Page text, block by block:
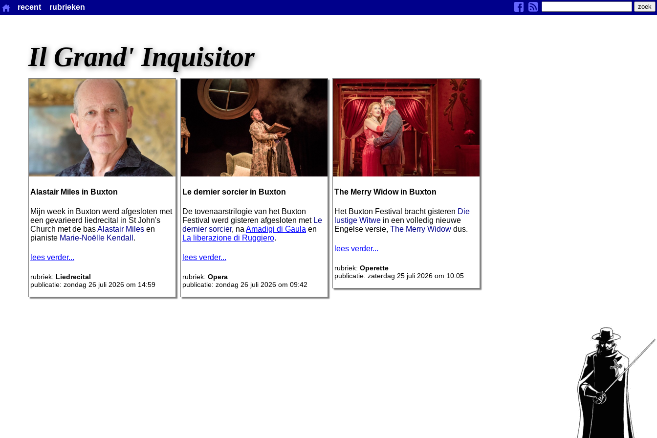
Il Grand' Inquisitor
Alastair Miles in Buxton
Mijn week in Buxton werd afgesloten met
een gevarieerd liedrecital in St John's
Church met de basAlastair Miles en
pianiste Marie-Noëlle Kendall .
lees verder...
rubriek: Liedrecital
publicatie: zondag 26 juli 2026 om 14:59
Le dernier sorcier in Buxton
De tovenaarstrilogie van het Buxton
Festival werd gisteren afgesloten met Le
dernier sorcier, na Amadigi di Gaula en
La liberazione di Ruggiero.
lees verder...
rubriek: Opera
publicatie: zondag 26 juli 2026 om 09:42
The Merry Widow in Buxton
Het Buxton Festival bracht gisteren Die
lustige Witwe in een volledig nieuwe
Engelse versie, The Merry Widow dus.
lees verder...
rubriek: Operette
publicatie: zaterdag 25 juli 2026 om 10:05
recent rubrieken